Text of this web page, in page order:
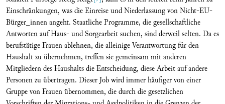
Einschränkungen, was die Einreise und Niederlassung von Nicht-EU-
Bürger_innen angeht. Staatliche Programme, die gesellschaftliche
Antworten auf Haus- und Sorgearbeit suchen, sind derweil selten. Da es
berufstätige Frauen ablehnen, die alleinige Verantwortung für den
Haushalt zu übernehmen, treffen sie gemeinsam mit anderen
Mitgliedern des Haushalts die Entscheidung, diese Arbeit auf andere
Personen zu übertragen. Dieser Job wird immer häufiger von einer
Gruppe von Frauen übernommen, die durch die gesetzlichen